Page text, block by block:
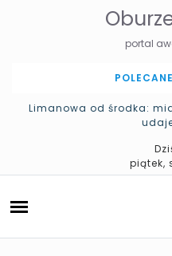
e
portal
Limanowa od środka:
Pomniki w Katowicach
piątek,